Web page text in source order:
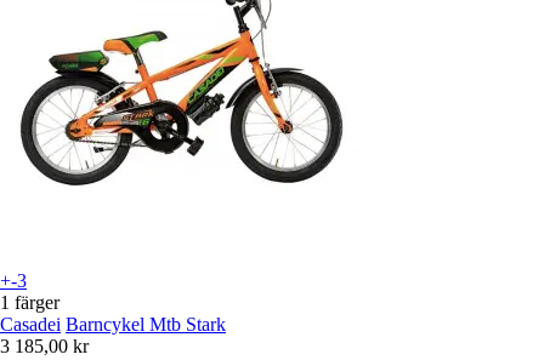
+-3
1 färger
Casadei Barncykel Mtb Stark
3 185,00 kr